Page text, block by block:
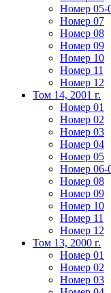
Номер 05-
Номер 07
Номер 08
Номер 09
Номер 10
Номер 11
Номер 12
Том 14, 2001 г.
Номер 01
Номер 02
Номер 03
Номер 04
Номер 05
Номер 06-
Номер 08
Номер 09
Номер 10
Номер 11
Номер 12
Том 13, 2000 г.
Номер 01
Номер 02
Номер 03